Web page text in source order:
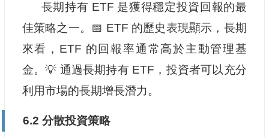
長期持有 ETF 是獲得穩定投資回報的最
佳策略之一。📅 ETF 的歷史表現顯示，長期
來看，ETF 的回報率通常高於主動管理基
金。💡 通過長期持有 ETF，投資者可以充分
利用市場的長期增長潛力。
6.2 分散投資策略